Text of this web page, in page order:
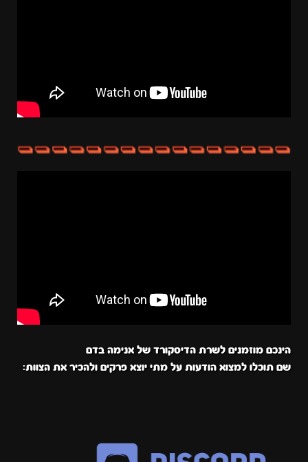
הינכם מוזמנים לשרת הדיסקורד של אנימה בדם
שם תוכלו למצוא הודעות על מתי יוצא פרקים ולהכיר את הצוות: